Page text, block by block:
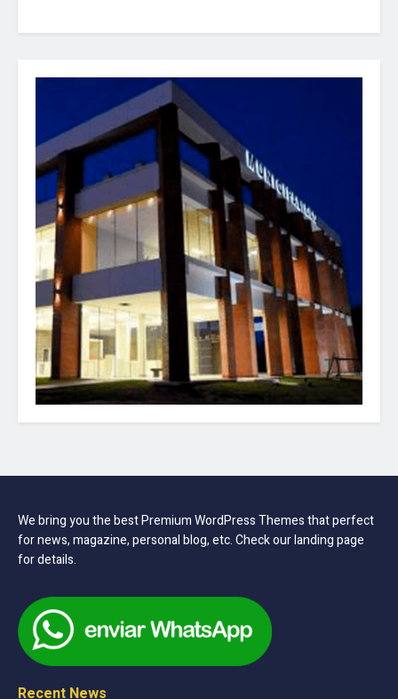
We bring you the best Premium WordPress Themes that perfect
for news, magazine, personal blog, etc. Check our landing page
for details.
Recent News